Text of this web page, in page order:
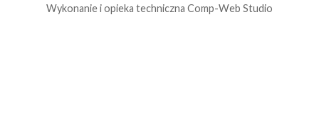
Wykonanie i opieka techniczna Comp-Web Studio